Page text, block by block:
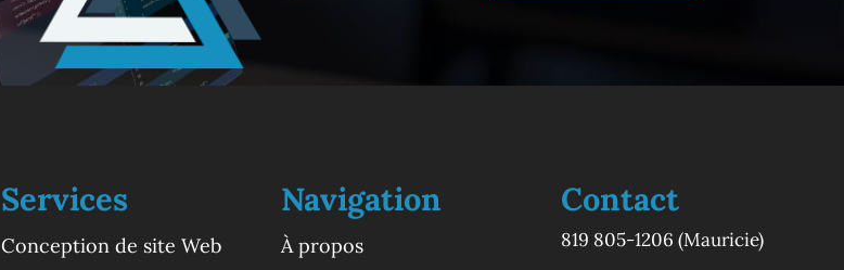
Services
Conception de site Web
Navigation
À propos
Contact
819 805-1206 (Mauricie)